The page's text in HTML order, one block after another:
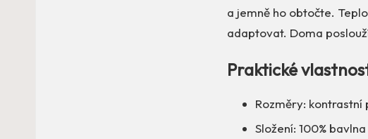
a jemně ho obtočte.
adaptovat. Doma
Praktické
Rozměry: kontrastní
Složení: 100%